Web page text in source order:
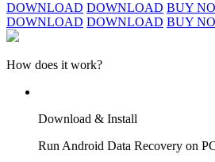
DOWNLOAD DOWNLOAD BUY
DOWNLOAD DOWNLOAD BUY
How does it work?
Download & Install
Run Android Data Recovery on